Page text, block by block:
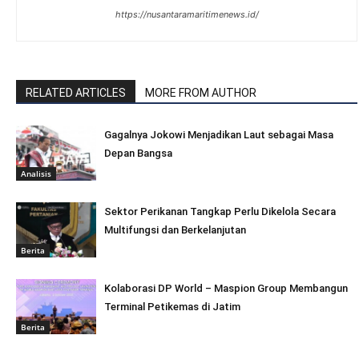
https://nusantaramaritimenews.id/
RELATED ARTICLES MORE FROM AUTHOR
Analisis
Gagalnya Jokowi Menjadikan Laut sebagai Masa
Depan Bangsa
Berita
Sektor Perikanan Tangkap Perlu Dikelola Secara
Multifungsi dan Berkelanjutan
Berita
Kolaborasi DP World – Maspion Group Membangun
Terminal Petikemas di Jatim